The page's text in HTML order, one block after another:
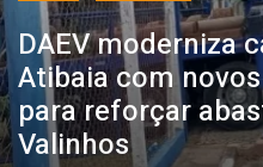
DAEV moderniza
Atibaia com
para reforçar
Valinhos